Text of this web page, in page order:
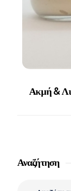
Ακμή &
Αναζήτηση